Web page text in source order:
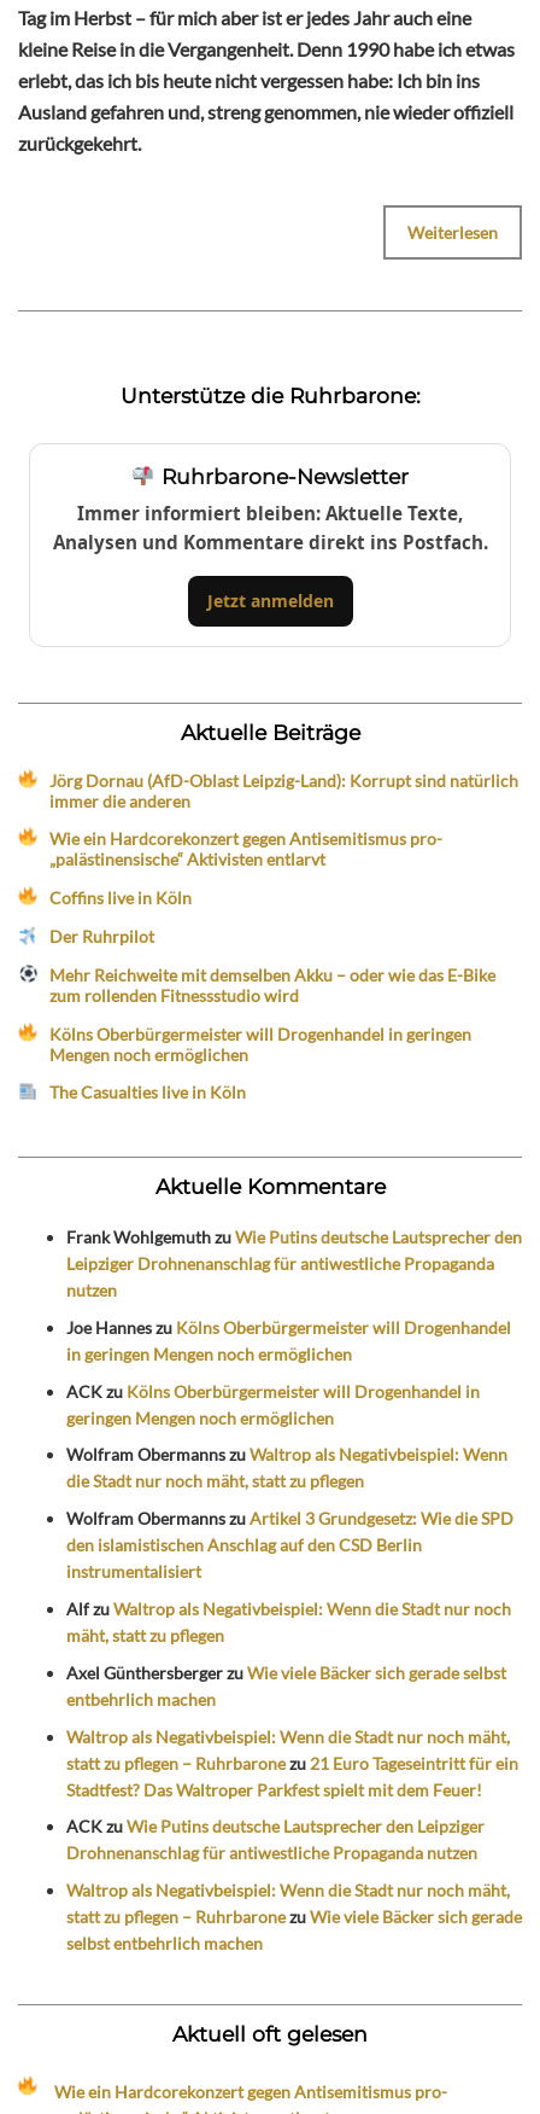
Tag im Herbst – für mich aber ist er jedes Jahr auch eine
kleine Reise in die Vergangenheit. Denn 1990 habe ich etwas
erlebt, das ich bis heute nicht vergessen habe: Ich bin ins
Ausland gefahren und, streng genommen, nie wieder offiziell
zurückgekehrt.
Weiterlesen
Unterstütze die Ruhrbarone:
Ruhrbarone-Newsletter
Immer informiert bleiben: Aktuelle Texte,
Analysen und Kommentare direkt ins Postfach.
Jetzt anmelden
Aktuelle Beiträge
Jörg Dornau (AfD-Oblast Leipzig-Land): Korrupt sind natürlich
immer die anderen
Wie ein Hardcorekonzert gegen Antisemitismus pro-
„palästinensische“ Aktivisten entlarvt
Coffins live in Köln
Der Ruhrpilot
Mehr Reichweite mit demselben Akku – oder wie das E-Bike
zum rollenden Fitnessstudio wird
Kölns Oberbürgermeister will Drogenhandel in geringen
Mengen noch ermöglichen
The Casualties live in Köln
Aktuelle Kommentare
Frank WohlgemuthzuWie Putins deutsche Lautsprecher den
Leipziger Drohnenanschlag für antiwestliche Propaganda
nutzen
Joe Hanneszu Kölns Oberbürgermeister will Drogenhandel
in geringen Mengen noch ermöglichen
ACKzu Kölns Oberbürgermeister will Drogenhandel in
geringen Mengen noch ermöglichen
Wolfram ObermannszuWaltrop als Negativbeispiel: Wenn
die Stadt nur noch mäht, statt zu pflegen
Wolfram ObermannszuArtikel 3 Grundgesetz: Wie die SPD
den islamistischen Anschlag auf den CSD Berlin
instrumentalisiert
AlfzuWaltrop als Negativbeispiel: Wenn die Stadt nur noch
mäht, statt zu pflegen
Axel GünthersbergerzuWie viele Bäcker sich gerade selbst
entbehrlich machen
Waltrop als Negativbeispiel: Wenn die Stadt nur noch mäht,
statt zu pflegen – Ruhrbaronezu 21 Euro Tageseintritt für ein
Stadtfest? Das Waltroper Parkfest spielt mit dem Feuer!
ACKzuWie Putins deutsche Lautsprecher den Leipziger
Drohnenanschlag für antiwestliche Propaganda nutzen
Waltrop als Negativbeispiel: Wenn die Stadt nur noch mäht,
statt zu pflegen – RuhrbaronezuWie viele Bäcker sich gerade
selbst entbehrlich machen
Aktuell oft gelesen
Wie ein Hardcorekonzert gegen Antisemitismus pro-